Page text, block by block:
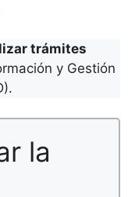
trámites
y Gestión
la